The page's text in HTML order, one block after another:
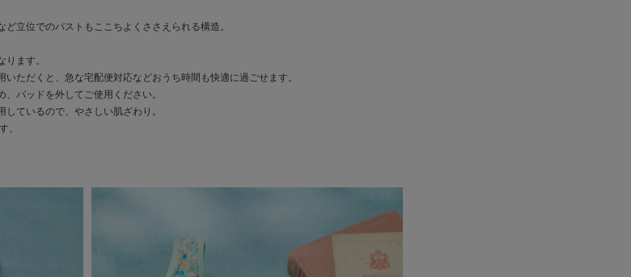
立位でのバストもここちよくささえられる構造。
ます。
ただくと、急な宅配便対応などおうち時間も快適に過ごせます。
パッドを外してご使用ください。
ているので、やさしい肌ざわり。
。